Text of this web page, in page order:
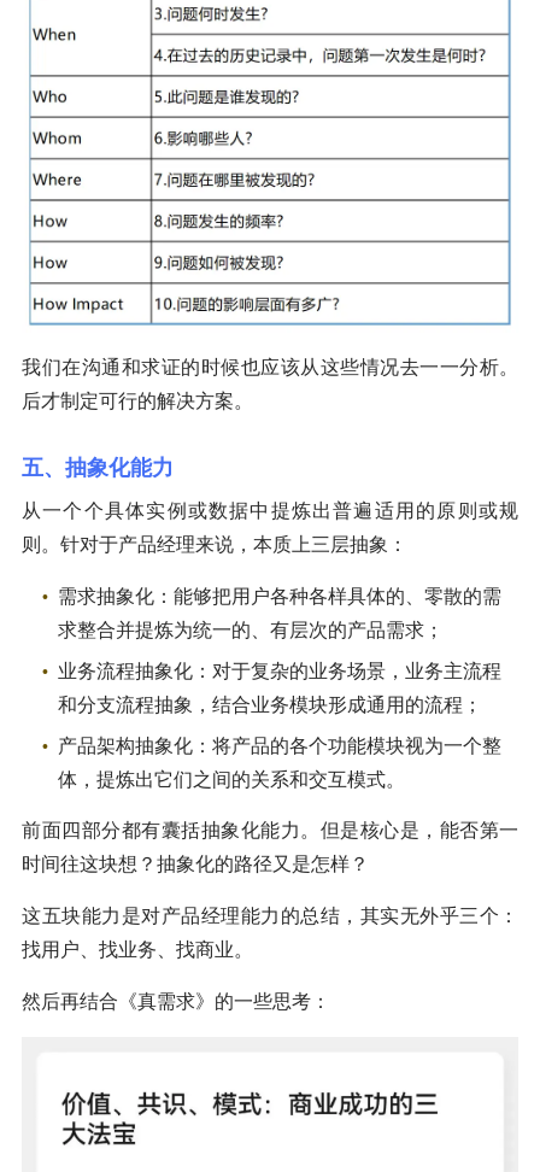
我们在沟通和求证的时候也应该从这些情况去一一分析。
后才制定可行的解决方案。
五、抽象化能力
从一个个具体实例或数据中提炼出普遍适用的原则或规
则。针对于产品经理来说，本质上三层抽象：
需求抽象化：能够把用户各种各样具体的、零散的需
求整合并提炼为统一的、有层次的产品需求；
业务流程抽象化：对于复杂的业务场景，业务主流程
和分支流程抽象，结合业务模块形成通用的流程；
产品架构抽象化：将产品的各个功能模块视为一个整
体，提炼出它们之间的关系和交互模式。
前面四部分都有囊括抽象化能力。但是核心是，能否第一
时间往这块想？抽象化的路径又是怎样？
这五块能力是对产品经理能力的总结，其实无外乎三个：
找用户、找业务、找商业。
然后再结合《真需求》的一些思考：